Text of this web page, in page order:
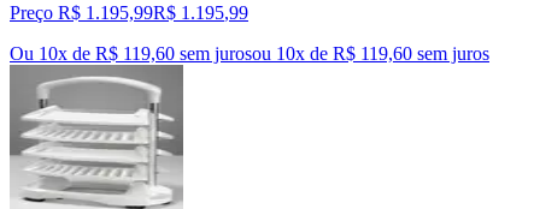
Preço R$ 1.195,99R$ 1.195,99
Ou 10x de R$ 119,60 sem jurosou 10x de R$ 119,60 sem juros